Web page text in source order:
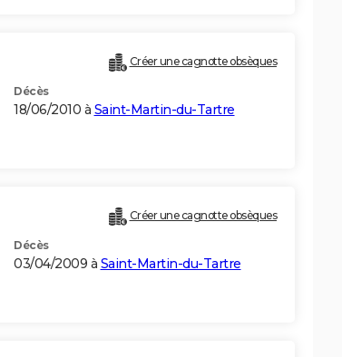
Créer une cagnotte obsèques
Décès
18/06/2010 à Saint-Martin-du-Tartre
Créer une cagnotte obsèques
Décès
03/04/2009 à Saint-Martin-du-Tartre